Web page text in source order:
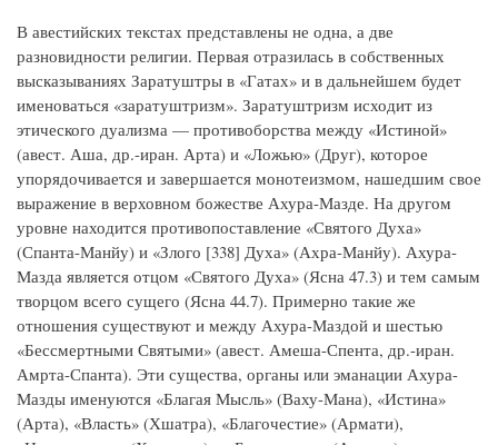
В авестийских текстах представлены не одна, а две
разновидности религии. Первая отразилась в собственных
высказываниях Заратуштры в «Гатах» и в дальнейшем будет
именоваться «заратуштризм». Заратуштризм исходит из
этического дуализма — противоборства между «Истиной»
(авест. Аша, др.-иран. Арта) и «Ложью» (Друг), которое
упорядочивается и завершается монотеизмом, нашедшим свое
выражение в верховном божестве Ахура-Мазде. На другом
уровне находится противопоставление «Святого Духа»
(Спанта-Манйу) и «Злого [338] Духа» (Ахра-Манйу). Ахура-
Мазда является отцом «Святого Духа» (Ясна 47.3) и тем самым
творцом всего сущего (Ясна 44.7). Примерно такие же
отношения существуют и между Ахура-Маздой и шестью
«Бессмертными Святыми» (авест. Амеша-Спента, др.-иран.
Амрта-Спанта). Эти существа, органы или эманации Ахура-
Мазды именуются «Благая Мысль» (Ваху-Мана), «Истина»
(Арта), «Власть» (Хшатра), «Благочестие» (Армати),